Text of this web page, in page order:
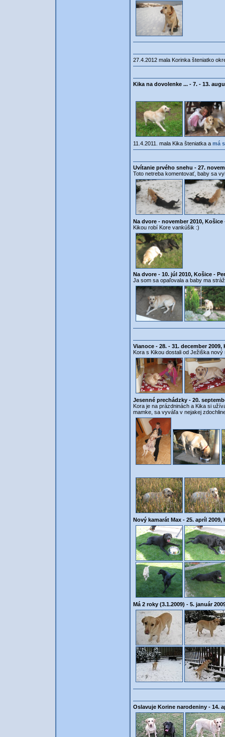
27.4.2012 mala Korinka šteniatko
Kika na dovolenke ... - 7. - 13.
11.4.2011. mala Kika šteniatka a má
Uvítanie prvého snehu - 27.
Toto netreba komentovať, baby sa
Na dvore - november 2010, Košice
Kikou robí Kore vankúšik :)
Na dvore - 10. júl 2010, Košice -
Ja som sa opaľovala a baby ma
Vianoce - 28. - 31. december 2009,
Kora s Kikou dostali od Ježiška nový
Jesenné prechádzky - 20.
Kora je na prázdninách a Kika si
mamke, sa vyváľa v nejakej
Nový kamarát Max - 25. apríl 2009,
Má 2 roky (3.1.2009) - 5. január
Oslavuje Korine narodeniny - 14.